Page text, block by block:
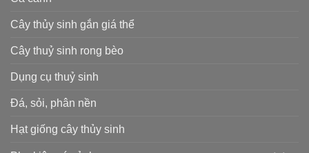
Cây thủy sinh gắn giá thể
Cây thuỷ sinh rong bèo
Dụng cụ thuỷ sinh
Đá, sỏi, phân nền
Hạt giống cây thủy sinh